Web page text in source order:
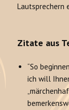
Lautsprechern
Zitate aus
“So
ich will